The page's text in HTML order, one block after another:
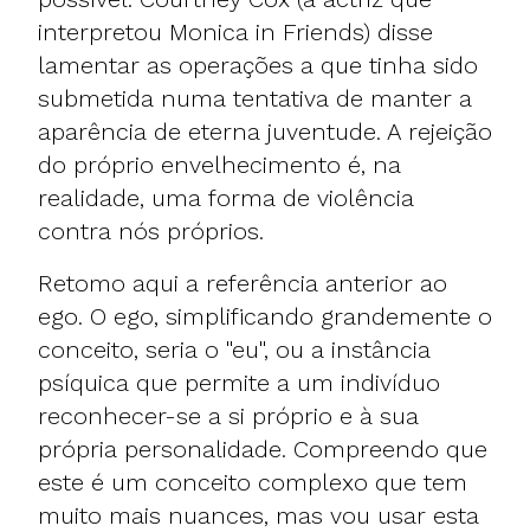
interpretou Monica in Friends) disse
lamentar as operações a que tinha sido
submetida numa tentativa de manter a
aparência de eterna juventude. A rejeição
do próprio envelhecimento é, na
realidade, uma forma de violência
contra nós próprios.
Retomo aqui a referência anterior ao
ego. O ego, simplificando grandemente o
conceito, seria o "eu", ou a instância
psíquica que permite a um indivíduo
reconhecer-se a si próprio e à sua
própria personalidade. Compreendo que
este é um conceito complexo que tem
muito mais nuances, mas vou usar esta